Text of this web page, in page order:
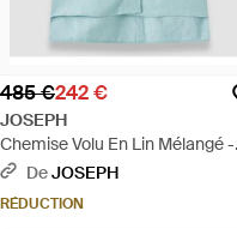
485 €242 €
JOSEPH
Chemise Volu En Lin Mélangé -
BleuDeJOSEPH
RÉDUCTION